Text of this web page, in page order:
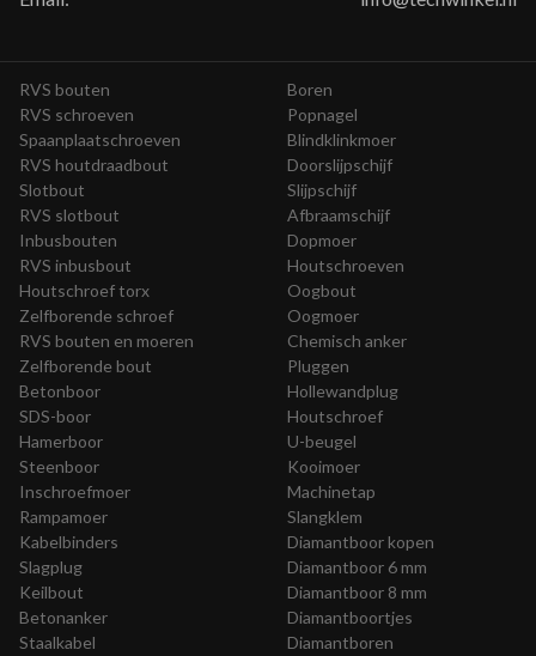
RVS bouten
RVS schroeven
Spaanplaatschroeven
RVS houtdraadbout
Slotbout
RVS slotbout
Inbusbouten
RVS inbusbout
Houtschroef torx
Zelfborende schroef
RVS bouten en moeren
Zelfborende bout
Betonboor
SDS-boor
Hamerboor
Steenboor
Boren
Popnagel
Blindklinkmoer
Doorslijpschijf
Slijpschijf
Afbraamschijf
Dopmoer
Houtschroeven
Oogbout
Oogmoer
Chemisch anker
Pluggen
Hollewandplug
Houtschroef
U-beugel
Kooimoer
Inschroefmoer
Rampamoer
Kabelbinders
Slagplug
Keilbout
Betonanker
Staalkabel
Machinetap
Slangklem
Diamantboor kopen
Diamantboor 6 mm
Diamantboor 8 mm
Diamantboortjes
Diamantboren